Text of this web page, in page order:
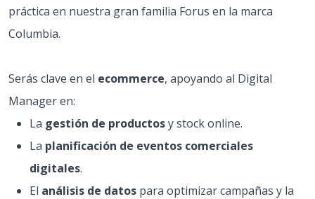
práctica en nuestra gran familia Forus en la marca
Columbia.
Serás clave en el ecommerce, apoyando al Digital
Manager en:
La gestión de productosy stock online.
La planificación de eventos comerciales
digitales.
El análisis de datos para optimizar campañas y la